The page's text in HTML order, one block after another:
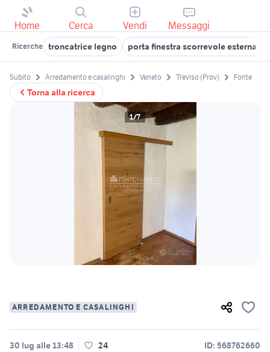
Home Cerca Vendi Messaggi
Ricerche troncatrice legno porta finestra scorrevole esterna
Torna alla ricerca
Subito Arredamento e casalinghi Veneto Treviso (Prov) Fonte
1/7
ARREDAMENTO E CASALINGHI
30 lug alle 13:48 24 ID: 568762660